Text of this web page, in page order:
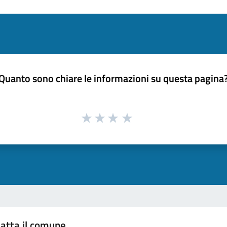
sono chiare le informazioni su questa